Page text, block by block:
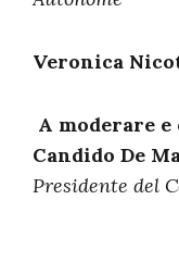
Veronica
A moderare
Candido De
Presidente del